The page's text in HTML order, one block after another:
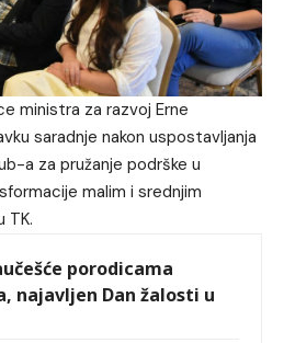
ministra za razvoj Erne
saradnje nakon uspostavljanja
a za pružanje podrške u
malim i srednjim
TK.
porodicama
najavljen Dan žalosti u